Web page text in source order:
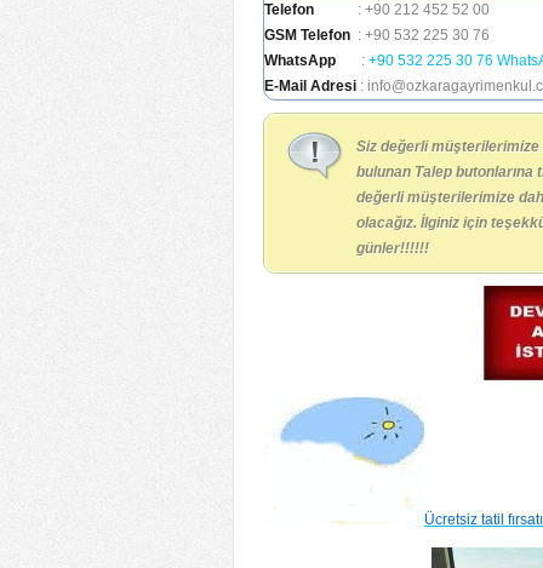
Telefon
: +90 212 452 52 00
GSM Telefon : +90 532 225 30 76
WhatsApp : +90 532 225 30 76
E-Mail Adresi :
Siz değerli müşterilerimize
bulunan Talep butonlarına
değerli müşterilerimize
olacağız. İlginiz için
günler!!!!!!
Ücretsiz tatil